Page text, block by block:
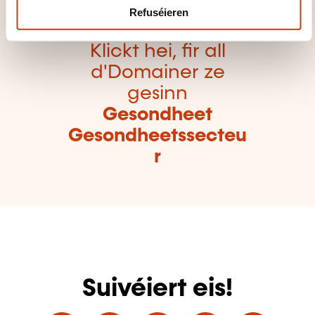
Refuséieren
Klickt hei, fir all
d'Domainer ze
gesinn
Gesondheet
Gesondheetssecteu
r
Suivéiert eis!